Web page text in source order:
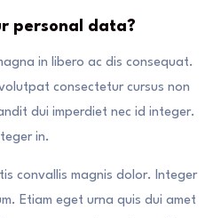
personal data?
in libero ac dis consequat.
consectetur cursus non
dui imperdiet nec id integer.
in.
convallis magnis dolor. Integer
Etiam eget urna quis dui amet